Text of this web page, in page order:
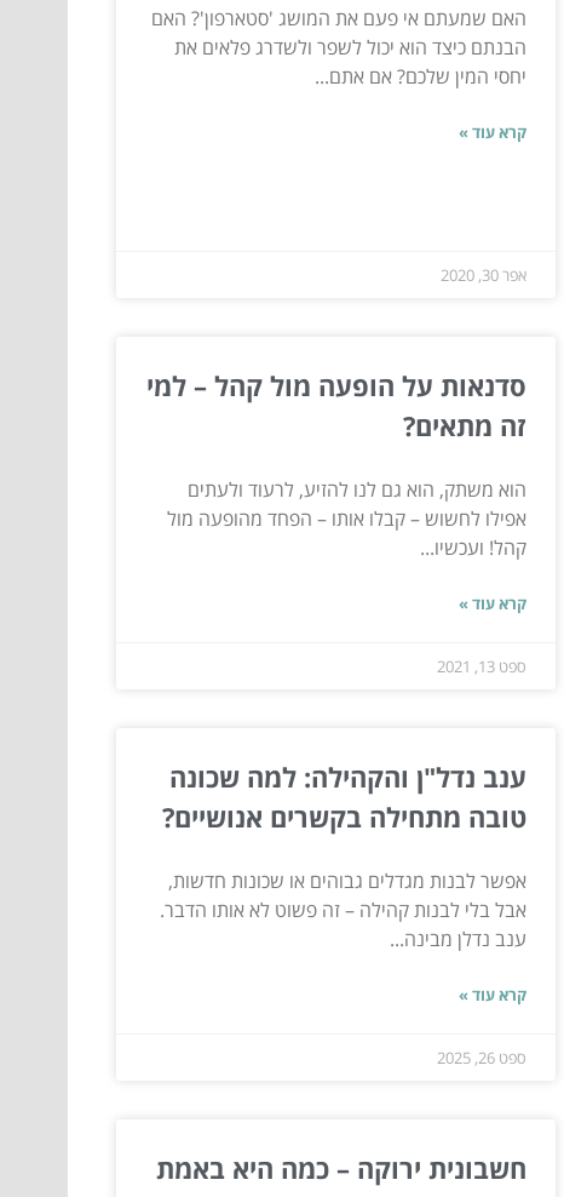
האם שמעתם אי פעם את המושג 'סטארפון'? האם
הבנתם כיצד הוא יכול לשפר ולשדרג פלאים את
יחסי המין שלכם? אם אתם...
קרא עוד »
אפר 30, 2020
סדנאות על הופעה מול קהל – למי
זה מתאים?
הוא משתק, הוא גם לנו להזיע, לרעוד ולעתים
אפילו לחשוש – קבלו אותו – הפחד מהופעה מול
קהל! ועכשיו...
קרא עוד »
ספט 13, 2021
ענב נדל"ן והקהילה: למה שכונה
טובה מתחילה בקשרים אנושיים?
אפשר לבנות מגדלים גבוהים או שכונות חדשות,
אבל בלי לבנות קהילה – זה פשוט לא אותו הדבר.
ענב נדלן מבינה...
קרא עוד »
ספט 26, 2025
חשבונית ירוקה – כמה היא באמת